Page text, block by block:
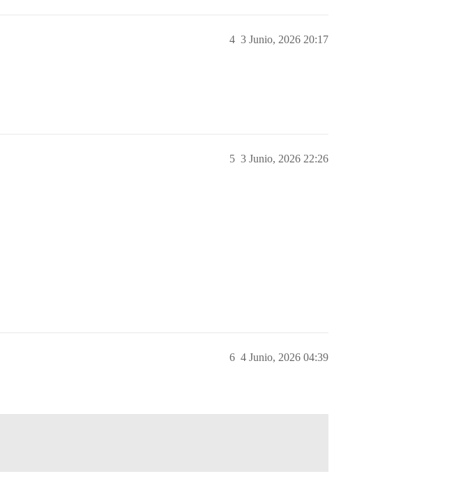
3 Junio, 2026 20:17
4
3 Junio, 2026 22:26
5
4 Junio, 2026 04:39
6